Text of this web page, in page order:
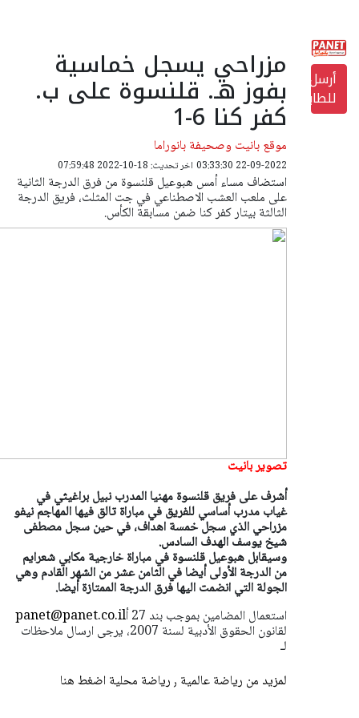
أرسل
للطابعة
مزراحي يسجل خماسية
بفوز هـ. قلنسوة على ب.
كفر كنا 6-1
موقع بانيت وصحيفة بانوراما
22-09-2022 03:33:30 اخر تحديث: 18-10-2022 07:59:48
استضاف مساء أمس هبوعيل قلنسوة من فرق الدرجة الثانية
على ملعب العشب الاصطناعي في جت المثلث، فريق الدرجة
الثالثة بيتار كفر كنا ضمن مسابقة الكأس.
تصوير بانيت
أشرف على فريق قلنسوة مهنيا المدرب نبيل براغيثي في
غياب مدرب أساسي للفريق في مباراة تالق فيها المهاجم نيفو
مزراحي الذي سجل خمسة اهداف، في حين سجل مصطفى
شيخ يوسف الهدف السادس.
وسيقابل هبوعيل قلنسوة في مباراة خارجية مكابي شعرايم
من الدرجة الأولى أيضا في الثامن عشر من الشهر القادم وهي
الجولة التي انضمت اليها فرق الدرجة الممتازة أيضا.
panet@panet.co.ilاستعمال المضامين بموجب بند 27 أ
لقانون الحقوق الأدبية لسنة 2007، يرجى ارسال ملاحظات
لـ
لمزيد من رياضة عالمية ٫ رياضة محلية اضغط هنا